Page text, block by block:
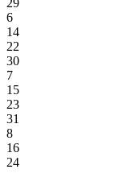
6
14
22
30
7
15
23
31
8
16
24